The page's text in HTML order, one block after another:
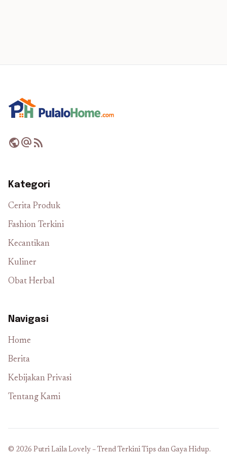
publicalternate_emailrss_feed
Kategori
Cerita Produk
Fashion Terkini
Kecantikan
Kuliner
Obat Herbal
Navigasi
Home
Berita
Kebijakan Privasi
Tentang Kami
© 2026 Putri Laila Lovely – Trend Terkini Tips dan Gaya Hidup.